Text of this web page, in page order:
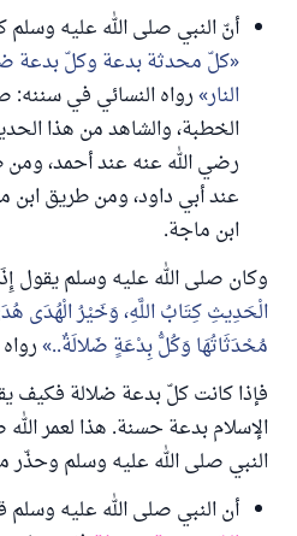
أنّ النبي صلى الله عليه وسلم
كلّ محدثة بدعة وكلّ بدعة
النار رواه النسائي في سننه:
الخطبة، والشاهد من هذا
رضي الله عنه عند أحمد،
عند أبي داود، ومن طريق
ابن ماجة.
وكان صلى الله عليه وسلم يقول
الْحَدِيثِ كِتَابُ اللَّهِ، وَخَيْرُ الْهُدَى
مُحْدَثَاتُهَا وَكُلُّ بِدْعَةٍ ضَلالَةٌ..
فإذا كانت كلّ بدعة ضلالة فكيف
الإسلام بدعة حسنة. هذا لعمر
النبي صلى الله عليه وسلم وحذّر
أن النبي صلى الله عليه وسلم